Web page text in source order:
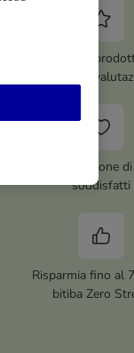
Oltre 8.000
migliori
Più di 1 milione
soddisfatti
Risparmia fino al
bitiba Zero